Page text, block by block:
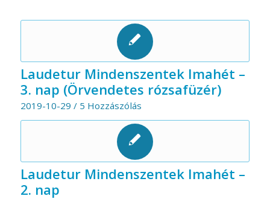
Laudetur Mindenszentek Imahét –
3. nap (Örvendetes rózsafüzér)
2019-10-29 / 5 Hozzászólás
Laudetur Mindenszentek Imahét –
2. nap